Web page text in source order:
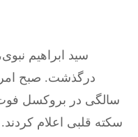
سالگی در بروکسل
سکته قلبی اعلام